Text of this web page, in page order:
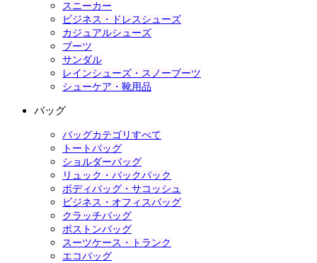
スニーカー
ビジネス・ドレスシューズ
カジュアルシューズ
ブーツ
サンダル
レインシューズ・スノーブーツ
シューケア・靴用品
バッグ
バッグカテゴリすべて
トートバッグ
ショルダーバッグ
リュック・バックパック
ボディバッグ・サコッシュ
ビジネス・オフィスバッグ
クラッチバッグ
ボストンバッグ
スーツケース・トランク
エコバッグ